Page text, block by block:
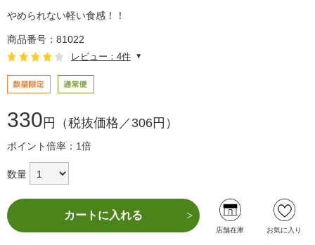
やめられない軽い食感！！
商品番号：81022
レビュー：4件
330 円（税抜価格／306円）
ポイント倍率：1倍
数量
カートに入れる
店舗在庫 お気に入り